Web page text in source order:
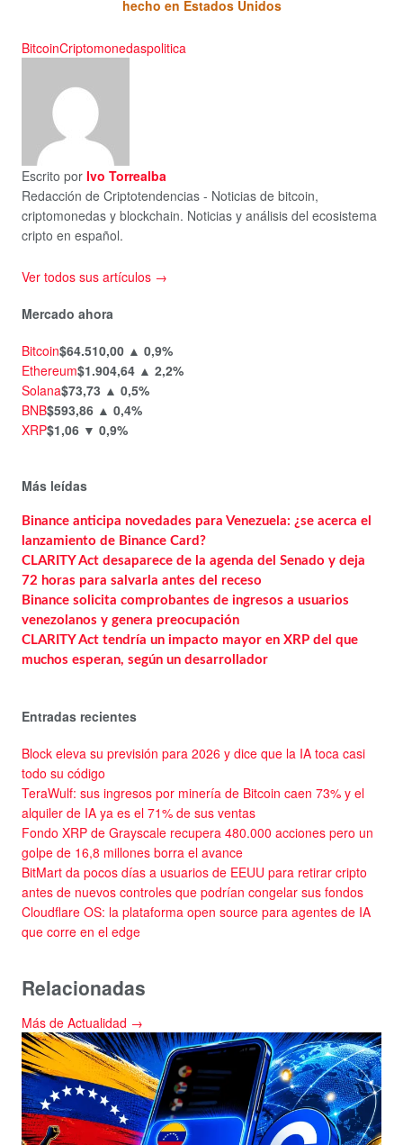
hecho en Estados Unidos
BitcoinCriptomonedaspolitica
Escrito por Ivo Torrealba
Redacción de Criptotendencias - Noticias de bitcoin,
criptomonedas y blockchain. Noticias y análisis del ecosistema
cripto en español.
Ver todos sus artículos →
Mercado ahora
Bitcoin$64.510,00 ▲ 0,9%
Ethereum$1.904,64 ▲ 2,2%
Solana$73,73 ▲ 0,5%
BNB$593,86 ▲ 0,4%
XRP$1,06 ▼ 0,9%
Más leídas
Binance anticipa novedades para Venezuela: ¿se acerca el
lanzamiento de Binance Card?
CLARITY Act desaparece de la agenda del Senado y deja
72 horas para salvarla antes del receso
Binance solicita comprobantes de ingresos a usuarios
venezolanos y genera preocupación
CLARITY Act tendría un impacto mayor en XRP del que
muchos esperan, según un desarrollador
Entradas recientes
Block eleva su previsión para 2026 y dice que la IA toca casi
todo su código
TeraWulf: sus ingresos por minería de Bitcoin caen 73% y el
alquiler de IA ya es el 71% de sus ventas
Fondo XRP de Grayscale recupera 480.000 acciones pero un
golpe de 16,8 millones borra el avance
BitMart da pocos días a usuarios de EEUU para retirar cripto
antes de nuevos controles que podrían congelar sus fondos
Cloudflare OS: la plataforma open source para agentes de IA
que corre en el edge
Relacionadas
Más de Actualidad →